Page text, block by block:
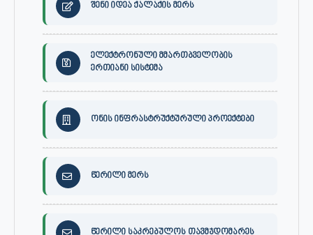
შენი იდეა ქალაქის მერს
ელექტრონული მმართბველობის
ერთიანი სისტემა
ონის ინფრასტრუქტურული პროექტები
წერილი მერს
წერილი საკრებულოს თავმჯდომარეს